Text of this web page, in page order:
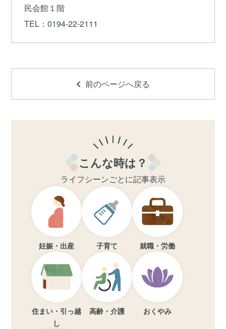
民会館１階
TEL ：0194-22-2111
前のページへ戻る
こんな時は？
ライフシーンごとに記事表示
妊娠・出産 子育て 就職・労働
住まい・引っ越
し
高齢・介護 おくやみ